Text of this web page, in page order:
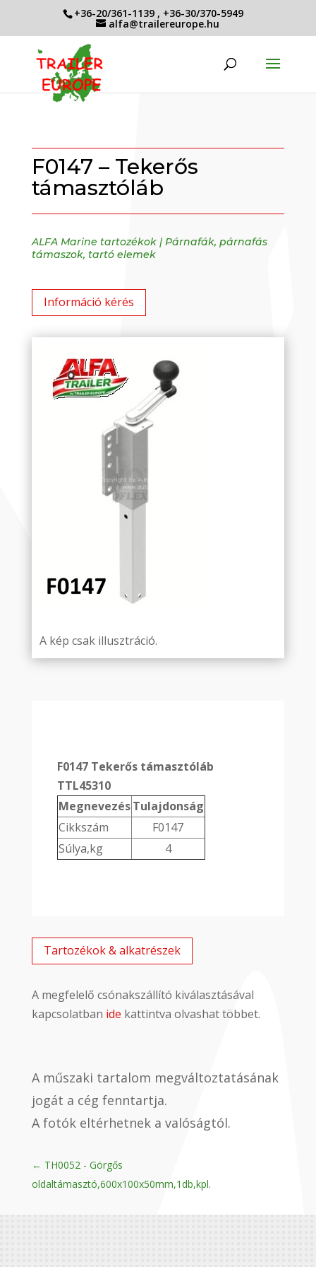
+36-20/361-1139 , +36-30/370-5949
alfa@trailereurope.hu
F0147 – Tekerős
támasztóláb
ALFA Marine tartozékok| Párnafák, párnafás
támaszok, tartó elemek
Információ kérés
A kép csak illusztráció.
F0147 Tekerős támasztóláb
TTL45310
MegnevezésTulajdonság
Cikkszám
F0147
Súlya,kg
4
Tartozékok & alkatrészek
A megfelelő csónakszállító kiválasztásával
kapcsolatban ide kattintva olvashat többet.
A műszaki tartalom megváltoztatásának
jogát a cég fenntartja.
A fotók eltérhetnek a valóságtól.
← TH0052 - Görgős
oldaltámasztó,600x100x50mm,1db,kpl.